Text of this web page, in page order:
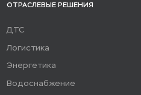
ОТРАСЛЕВЫЕ РЕШЕНИЯ
ДТС
Логистика
Энергетика
Водоснабжение